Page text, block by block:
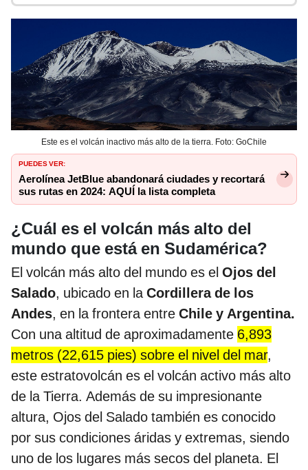
Este es el volcán inactivo más alto de la tierra. Foto: GoChile
PUEDES VER:
Aerolínea JetBlue abandonará ciudades y recortará
sus rutas en 2024: AQUÍ la lista completa
¿Cuál es el volcán más alto del
mundo que está en Sudamérica?
El volcán más alto del mundo es el Ojos del
Salado, ubicado en laCordillera de los
Andes, en la frontera entre Chile y Argentina.
Con una altitud de aproximadamente 6,893
metros (22,615 pies) sobre el nivel del mar,
este estratovolcán es el volcán activo más alto
de la Tierra. Además de su impresionante
altura, Ojos del Salado también es conocido
por sus condiciones áridas y extremas, siendo
uno de los lugares más secos del planeta. El